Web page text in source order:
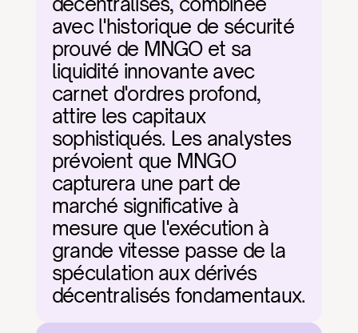
avec l'historique de sécurité
prouvé de MNGO et sa
liquidité innovante avec
carnet d'ordres profond,
attire les capitaux
sophistiqués. Les analystes
prévoient que MNGO
capturera une part de
marché significative à
mesure que l'exécution à
grande vitesse passe de la
spéculation aux dérivés
décentralisés fondamentaux.